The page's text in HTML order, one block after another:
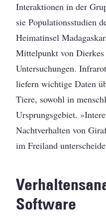
Interaktionen in der
sie Populationsstudien
Heimatinsel
Mittelpunkt von
Untersuchungen.
liefern wichtige Daten
Tiere, sowohl in
Ursprungsgebiet.
Nachtverhalten von
im Freiland
Software